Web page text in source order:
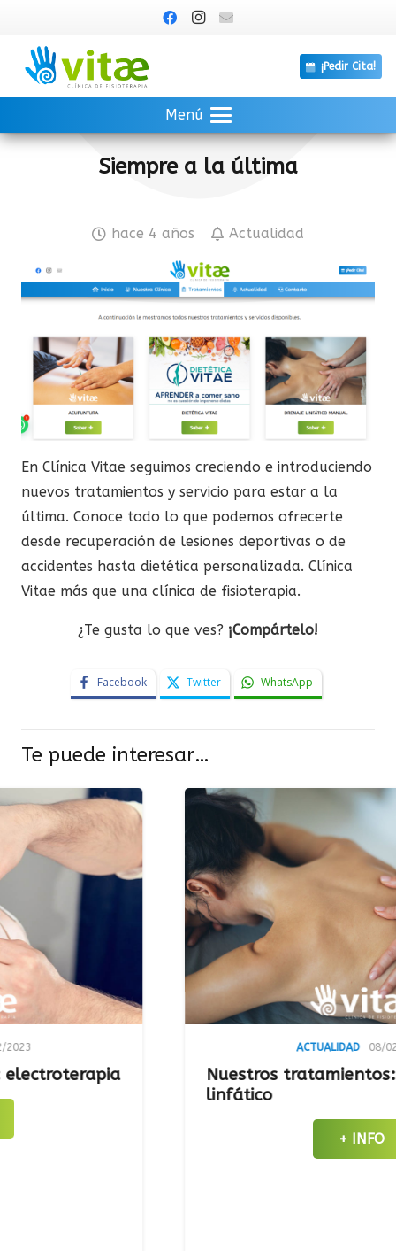
¡Pedir Cita!
Menú
Siempre a la última
hace 4 años Actualidad
En Clínica Vitae seguimos creciendo e introduciendo
nuevos tratamientos y servicio para estar a la
última. Conoce todo lo que podemos ofrecerte
desde recuperación de lesiones deportivas o de
accidentes hasta dietética personalizada. Clínica
Vitae más que una clínica de fisioterapia.
¿Te gusta lo que ves? ¡Compártelo!
Facebook Twitter WhatsApp
Te puede interesar…
ACTUALIDAD 08/02/2023
Nuestros tratamientos:
linfático